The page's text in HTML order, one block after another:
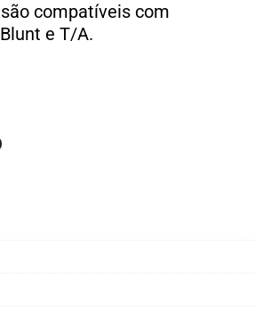
compatíveis com
e T/A.